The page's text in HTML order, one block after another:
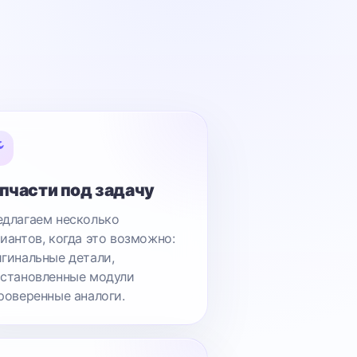
под задачу
несколько
когда это возможно:
детали,
модули
аналоги.